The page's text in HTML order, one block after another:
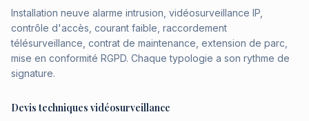
Installation neuve alarme intrusion, vidéosurveillance IP,
contrôle d'accès, courant faible, raccordement
télésurveillance, contrat de maintenance, extension de parc,
mise en conformité RGPD. Chaque typologie a son rythme de
signature.
Devis techniques vidéosurveillance